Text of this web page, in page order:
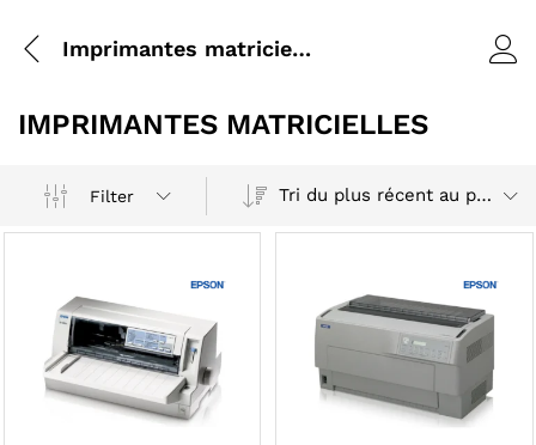
Imprimantes matricielles
IMPRIMANTES MATRICIELLES
Filter Tri du plus récent au plus ancien